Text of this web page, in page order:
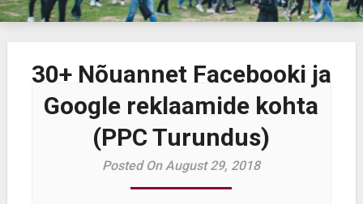
30+ Nõuannet Facebooki ja
Google reklaamide kohta
(PPC Turundus)
Posted On August 29, 2018